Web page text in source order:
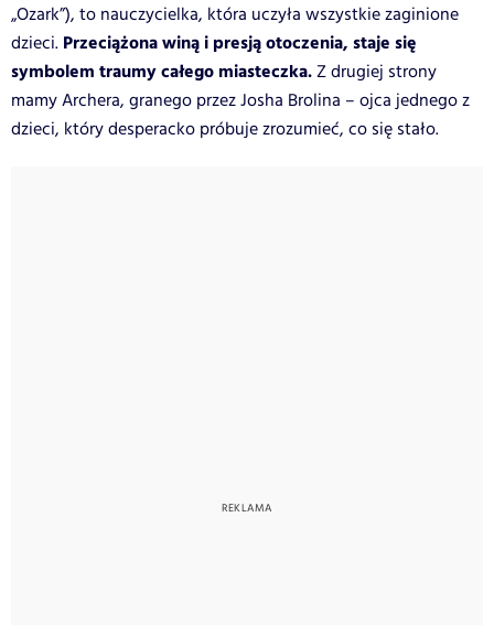
„Ozark”), to nauczycielka, która uczyła wszystkie zaginione
dzieci. Przeciążona winą i presją otoczenia, staje się
symbolem traumy całego miasteczka.Z drugiej strony
mamy Archera, granego przez Josha Brolina – ojca jednego z
dzieci, który desperacko próbuje zrozumieć, co się stało.